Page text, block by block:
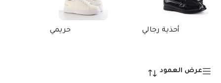
أحذية رجالي حريمي
عرض العمود